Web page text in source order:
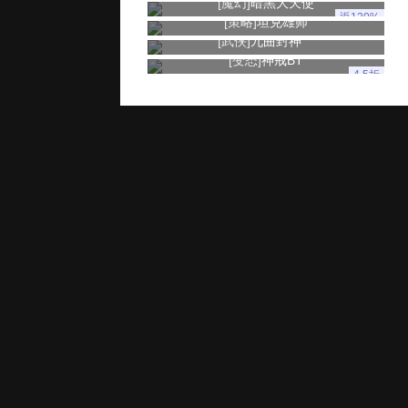
返120%
[策略]坦克雄师
[武侠]九曲封神
[变态]神戒BT
4.5折